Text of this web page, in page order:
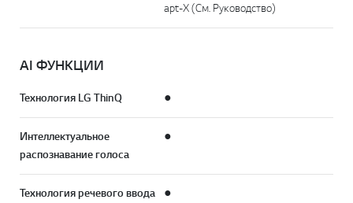
apt-X (См. Руководство)
AI ФУНКЦИИ
Технология LG ThinQ ●
Интеллектуальное
распознавание голоса
●
Технология речевого ввода
●